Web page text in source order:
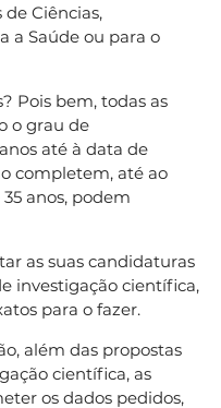
Ciências,
a Saúde ou para o
Pois bem, todas as
o grau de
até à data de
completem, até ao
anos, podem
as suas candidaturas
investigação científica,
para o fazer.
além das propostas
científica, as
os dados pedidos,